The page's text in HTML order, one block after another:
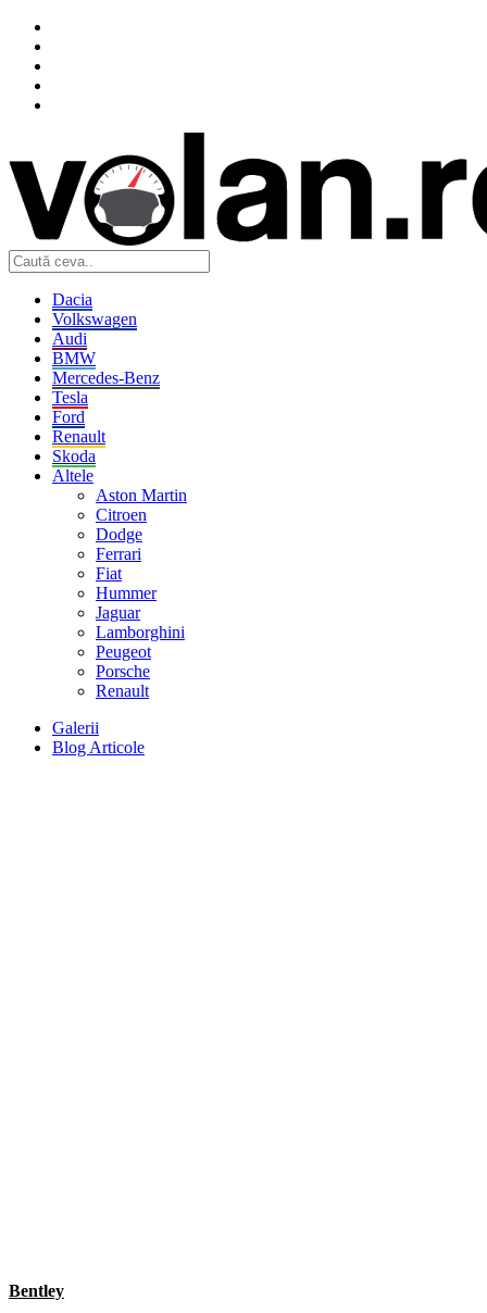
Dacia
Volkswagen
Audi
BMW
Mercedes-Benz
Tesla
Ford
Renault
Skoda
Altele
Aston Martin
Citroen
Dodge
Ferrari
Fiat
Hummer
Jaguar
Lamborghini
Peugeot
Porsche
Renault
Galerii
Blog Articole
Bentley